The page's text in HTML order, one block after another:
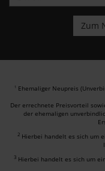
1 Ehemaliger Neupreis
Der errechnete Preisvorteil
der ehemaligen
2 Hierbei handelt es sich um
3 Hierbei handelt es sich um